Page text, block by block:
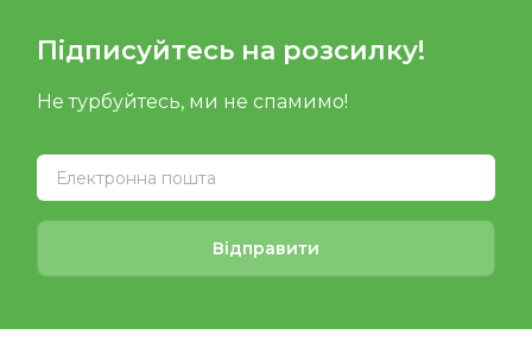
Підписуйтесь на розсилку!
Не турбуйтесь, ми не спамимо!
Відправити